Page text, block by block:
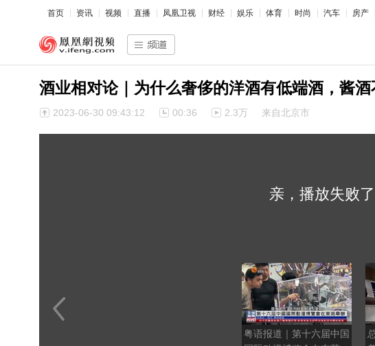
首页 资讯 视频 直播 凤凰卫视 财经 娱乐 体育 时尚 汽车 房产
酒业相对论｜为什么奢侈的洋酒有低端酒，酱酒
2023-06-30 09:43:12 00:36 2.3万 来自北京市
亲，播放失败了
粤语报道｜第十六届中国